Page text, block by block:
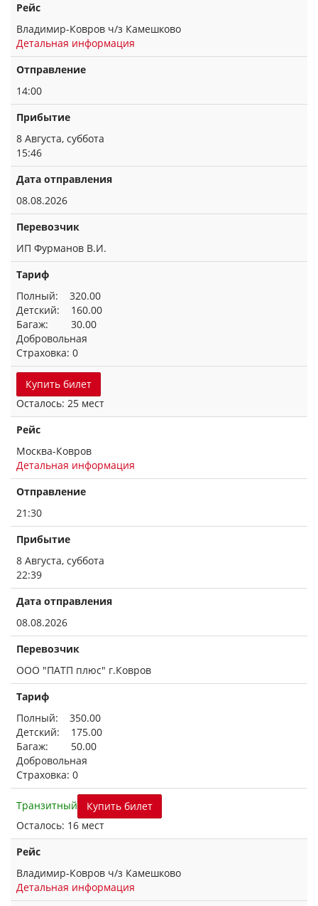
Рейс
Владимир-Ковров ч/з Камешково
Детальная информация
Отправление
14:00
Прибытие
8 Августа, суббота
15:46
Дата отправления
08.08.2026
Перевозчик
ИП Фурманов В.И.
Тариф
Полный: 320.00
Детский: 160.00
Багаж: 30.00
Добровольная
Страховка: 0
Купить билет
Осталось: 25 мест
Рейс
Москва-Ковров
Детальная информация
Отправление
21:30
Прибытие
8 Августа, суббота
22:39
Дата отправления
08.08.2026
Перевозчик
ООО "ПАТП плюс" г.Ковров
Тариф
Полный: 350.00
Детский: 175.00
Багаж: 50.00
Добровольная
Страховка: 0
Транзитный
Купить билет
Осталось: 16 мест
Рейс
Владимир-Ковров ч/з Камешково
Детальная информация